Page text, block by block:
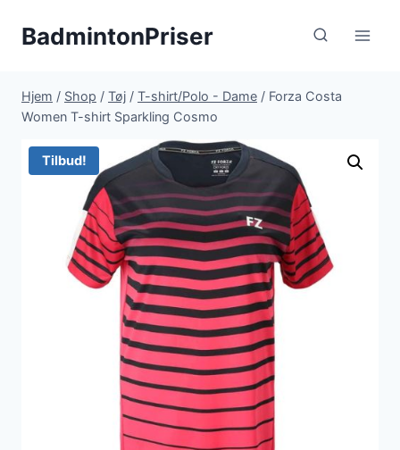
BadmintonPriser
Hjem / Shop / Tøj / T-shirt/Polo - Dame / Forza Costa
Women T-shirt Sparkling Cosmo
Tilbud!